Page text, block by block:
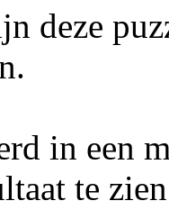
deze
in een
te